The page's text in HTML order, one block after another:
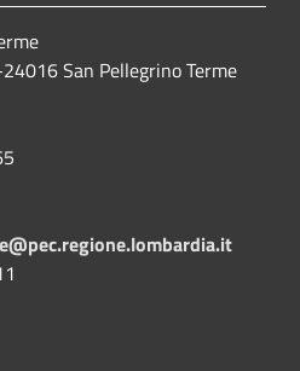
San Pellegrino Terme